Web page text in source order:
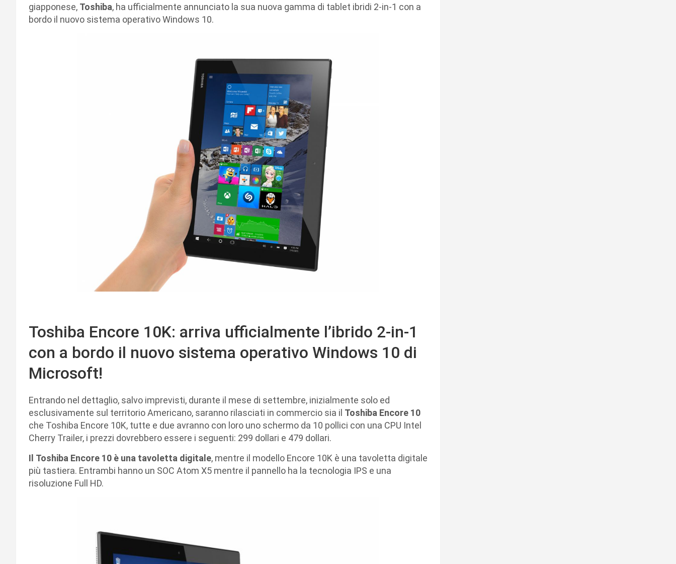
giapponese, Toshiba, ha ufficialmente annunciato la sua nuova gamma di tablet ibridi 2-in-1 con a
bordo il nuovo sistema operativo Windows 10.
Toshiba Encore 10K: arriva ufficialmente l’ibrido 2-in-1
con a bordo il nuovo sistema operativo Windows 10 di
Microsoft!
Entrando nel dettaglio, salvo imprevisti, durante il mese di settembre, inizialmente solo ed
esclusivamente sul territorio Americano, saranno rilasciati in commercio sia il Toshiba Encore 10
che Toshiba Encore 10K, tutte e due avranno con loro uno schermo da 10 pollici con una CPU Intel
Cherry Trailer, i prezzi dovrebbero essere i seguenti: 299 dollari e 479 dollari.
Il Toshiba Encore 10 è una tavoletta digitale, mentre il modello Encore 10K è una tavoletta digitale
più tastiera. Entrambi hanno un SOC Atom X5 mentre il pannello ha la tecnologia IPS e una
risoluzione Full HD.